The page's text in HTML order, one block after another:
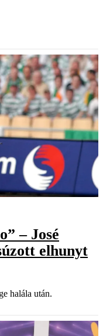
– José
elhunyt
halála után.